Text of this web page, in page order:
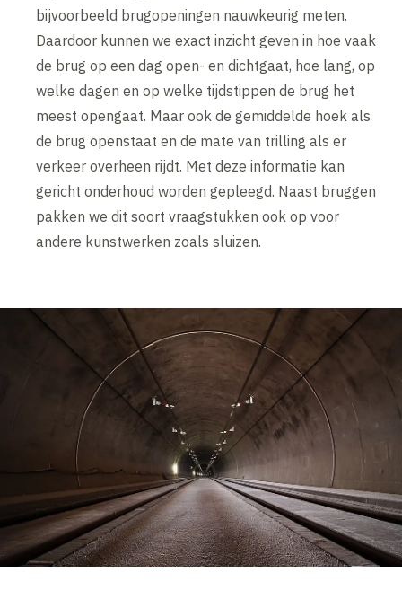
bijvoorbeeld brugopeningen nauwkeurig meten.
Daardoor kunnen we exact inzicht geven in hoe vaak
de brug op een dag open- en dichtgaat, hoe lang, op
welke dagen en op welke tijdstippen de brug het
meest opengaat. Maar ook de gemiddelde hoek als
de brug openstaat en de mate van trilling als er
verkeer overheen rijdt. Met deze informatie kan
gericht onderhoud worden gepleegd. Naast bruggen
pakken we dit soort vraagstukken ook op voor
andere kunstwerken zoals sluizen.